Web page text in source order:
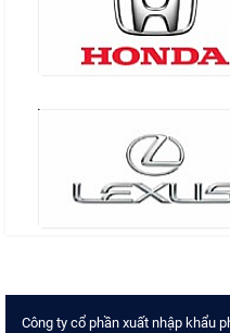
Công ty cổ phần xuất nhập khẩu